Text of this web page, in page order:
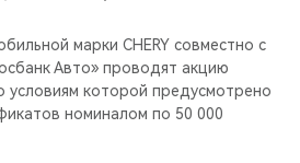
марки CHERY совместно с
Авто» проводят акцию
условиям которой предусмотрено
номиналом по 50 000